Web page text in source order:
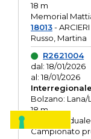
18 m
Memorial
18013-
Russo, Martina
R2621004
dal: 18/01/2026
al: 18/01/2026
Interregionale
Bolzano: Lana/
18 m
O.R.
Campionato